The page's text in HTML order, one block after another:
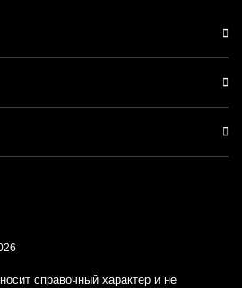
справочный характер и не